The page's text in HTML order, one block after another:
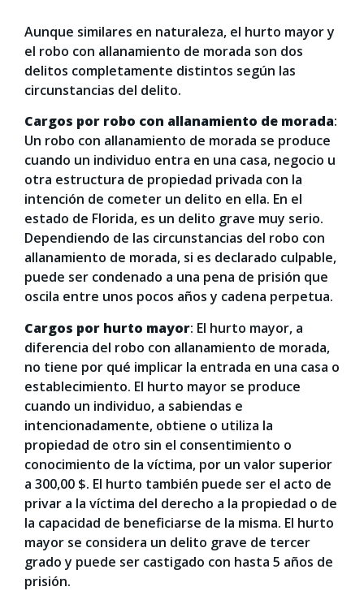
Aunque similares en naturaleza, el hurto mayor y
el robo con allanamiento de morada son dos
delitos completamente distintos según las
circunstancias del delito.
Cargos por robo con allanamiento de morada:
Un robo con allanamiento de morada se produce
cuando un individuo entra en una casa, negocio u
otra estructura de propiedad privada con la
intención de cometer un delito en ella. En el
estado de Florida, es un delito grave muy serio.
Dependiendo de las circunstancias del robo con
allanamiento de morada, si es declarado culpable,
puede ser condenado a una pena de prisión que
oscila entre unos pocos años y cadena perpetua.
Cargos por hurto mayor: El hurto mayor, a
diferencia del robo con allanamiento de morada,
no tiene por qué implicar la entrada en una casa o
establecimiento. El hurto mayor se produce
cuando un individuo, a sabiendas e
intencionadamente, obtiene o utiliza la
propiedad de otro sin el consentimiento o
conocimiento de la víctima, por un valor superior
a 300,00 $. El hurto también puede ser el acto de
privar a la víctima del derecho a la propiedad o de
la capacidad de beneficiarse de la misma. El hurto
mayor se considera un delito grave de tercer
grado y puede ser castigado con hasta 5 años de
prisión.